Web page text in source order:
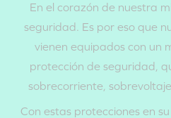
En el corazón de nuestra
seguridad. Es por eso que
vienen equipados con un
protección de seguridad,
sobrecorriente,
Con estas protecciones en